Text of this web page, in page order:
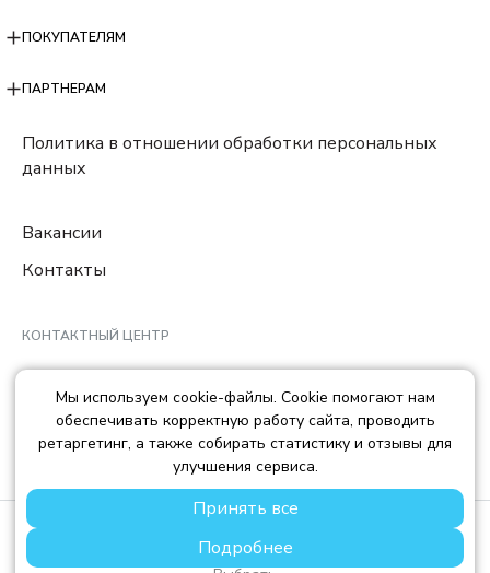
ПОКУПАТЕЛЯМ
ПАРТНЕРАМ
Политика в отношении обработки персональных
данных
Вакансии
Контакты
КОНТАКТНЫЙ ЦЕНТР
8 (800) 222-78-29
Ежедневно с 10:00 до 22:00 МCK
info@trendisland.ru
© TREND ISLAND
ООО «ТРЕНД АЙЛЕНД», ОГРН: 1217700568667, ИНН:
Мы используем cookie-файлы. Cookie помогают нам
обеспечивать корректную работу сайта, проводить
ретаргетинг, а также собирать статистику и отзывы для
улучшения сервиса.
Принять все
Подробнее